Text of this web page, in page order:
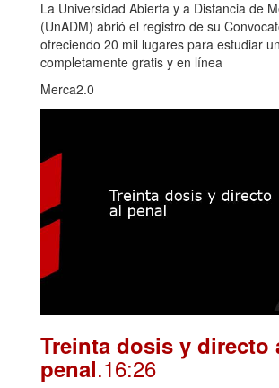
La Universidad Abierta y a Distancia de
(UnADM) abrió el registro de su
ofreciendo 20 mil lugares para estudiar
completamente gratis y en línea
Merca2.0
Treinta dosis y directo
penal.16:26